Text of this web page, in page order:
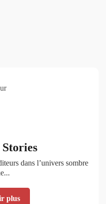
dans l’univers sombre
plus